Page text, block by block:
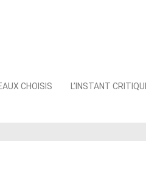
CHOISIS L’INSTANT